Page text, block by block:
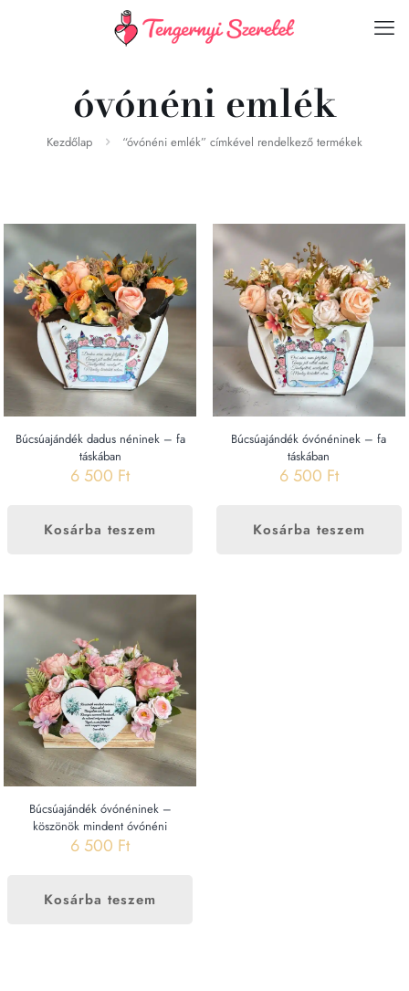
óvónéni emlék
Kezdőlap “óvónéni emlék” címkével rendelkező termékek
Búcsúajándék dadus néninek – fa
táskában
6 500 Ft
Kosárba teszem
Búcsúajándék óvónéninek – fa
táskában
6 500 Ft
Kosárba teszem
Búcsúajándék óvónéninek –
köszönök mindent óvónéni
6 500 Ft
Kosárba teszem